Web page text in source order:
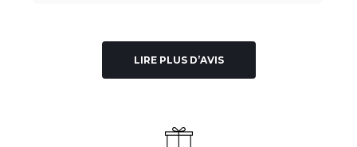
LIRE PLUS D’AVIS